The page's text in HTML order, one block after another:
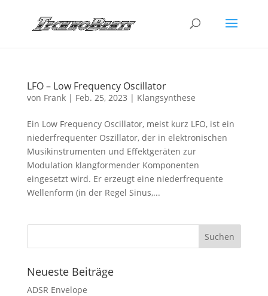
LFO – Low Frequency Oscillator
von Frank| Feb. 25, 2023 | Klangsynthese
Ein Low Frequency Oscillator, meist kurz LFO, ist ein
niederfrequenter Oszillator, der in elektronischen
Musikinstrumenten und Effektgeräten zur
Modulation klangformender Komponenten
eingesetzt wird. Er erzeugt eine niederfrequente
Wellenform (in der Regel Sinus,...
Neueste Beiträge
ADSR Envelope